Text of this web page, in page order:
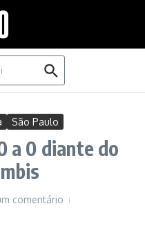
São Paulo
a 0 diante do
comentário